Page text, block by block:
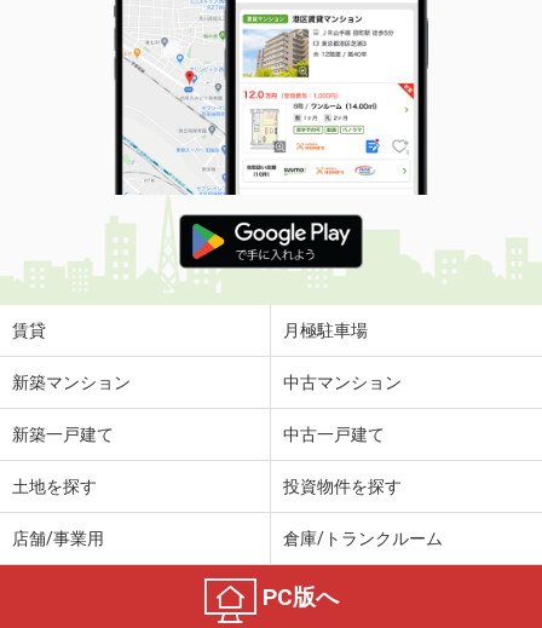
賃貸 月極駐車場
新築マンション 中古マンション
新築一戸建て 中古一戸建て
土地を探す 投資物件を探す
店舗/事業用 倉庫/トランクルーム
PC版へ